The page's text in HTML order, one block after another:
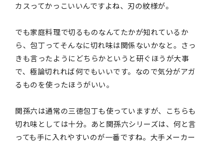
カスってかっこいいんですよね、刃の紋様が。
でも家庭料理で切るものなんてたかが知れているか
ら、包丁ってそんなに切れ味は関係ないかなと。さっ
きも言ったようにどちらかというと研ぐほうが大事
で、極論切れれば何でもいいです。なので気分がアガ
るものを使ったほうがいい。
関孫六は通常の三徳包丁も使っていますが、こちらも
切れ味としては十分。あと関孫六シリーズは、何と言
っても手に入れやすいのが一番ですね。大手メーカー